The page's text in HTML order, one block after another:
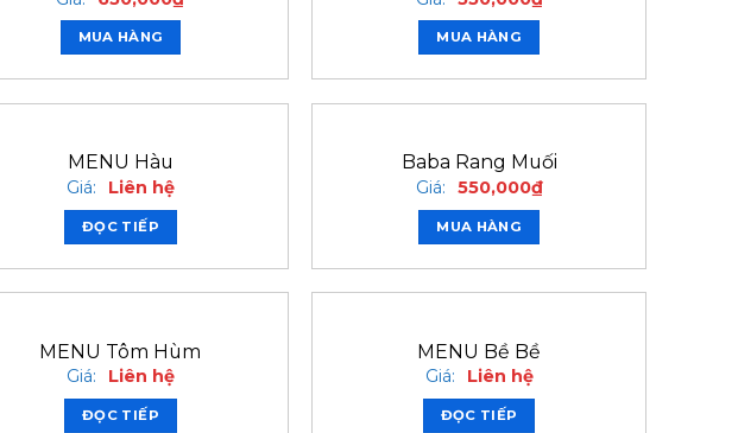
MUA HÀNG MUA HÀNG
MENU Hàu
Giá: Liên hệ
ĐỌC TIẾP
Baba Rang Muối
Giá: 550,000₫
MUA HÀNG
MENU Tôm Hùm
Giá: Liên hệ
ĐỌC TIẾP
MENU Bề Bề
Giá: Liên hệ
ĐỌC TIẾP